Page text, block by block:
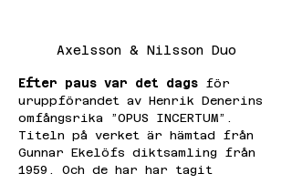
Axelsson & Nilsson Duo
Efter paus var det dags för
uruppförandet av Henrik Denerins
omfångsrika ”OPUS INCERTUM”.
Titeln på verket är hämtad från
Gunnar Ekelöfs diktsamling från
1959. Och de har har tagit